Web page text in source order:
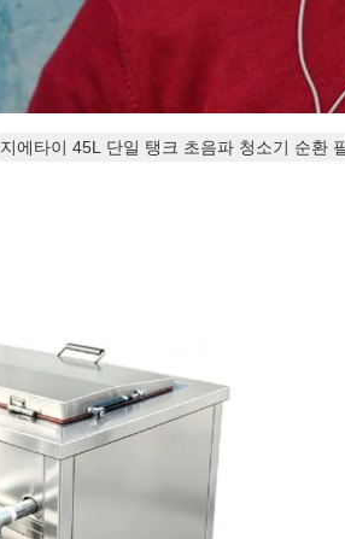
지에타이 45L 단일 탱크 초음파 청소기 순환